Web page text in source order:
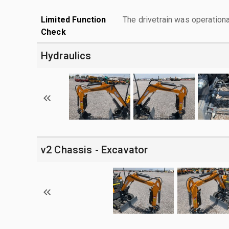
Limited Function
Check
The drivetrain was
Hydraulics
v2 Chassis - Excavator